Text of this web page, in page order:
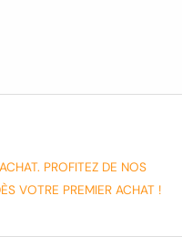
PROFITEZ DE NOS
VOTRE PREMIER ACHAT !